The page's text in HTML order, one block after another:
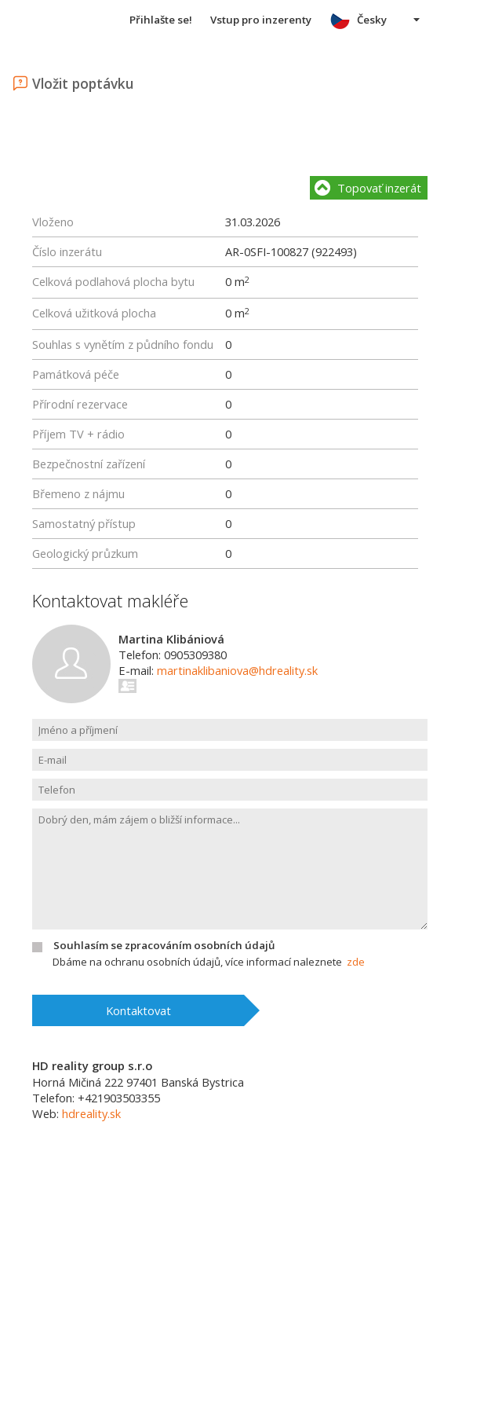
Přihlašte se! Vstup pro inzerenty
Vložit poptávku
Česky
Topovať inzerát
Vloženo
31.03.2026
Číslo inzerátu
AR-0SFI-100827 (922493)
Celková podlahová plocha bytu
0 m2
Celková užitková plocha 0 m2
Souhlas s vynětím z půdního fondu
0
Památková péče
0
Přírodní rezervace
0
Příjem TV + rádio
0
Bezpečnostní zařízení
0
Břemeno z nájmu
0
Samostatný přístup
0
Geologický průzkum
0
Kontaktovat makléře
Martina Klibániová
Telefon: 0905309380
E-mail: martinaklibaniova@hdreality.sk
Souhlasím se zpracováním osobních údajů
Dbáme na ochranu osobních údajů, více informací naleznete zde
Kontaktovat
HD reality group s.r.o
Horná Mičiná 222 97401 Banská Bystrica
Telefon: +421903503355
Web: hdreality.sk